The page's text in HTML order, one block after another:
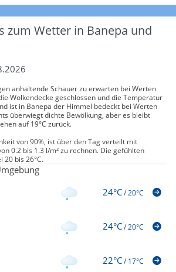
zum Wetter in Banepa und
anhaltende Schauer zu erwarten bei Werten
Wolkendecke geschlossen und die Temperatur
ist in Banepa der Himmel bedeckt bei Werten
überwiegt dichte Bewölkung, aber es bleibt
auf 19°C zurück.
von 90%, ist über den Tag verteilt mit
0.2 bis 1.3 l/m² zu rechnen. Die gefühlten
20 bis 26°C.
24°C/20°C
24°C/20°C
22°C/17°C